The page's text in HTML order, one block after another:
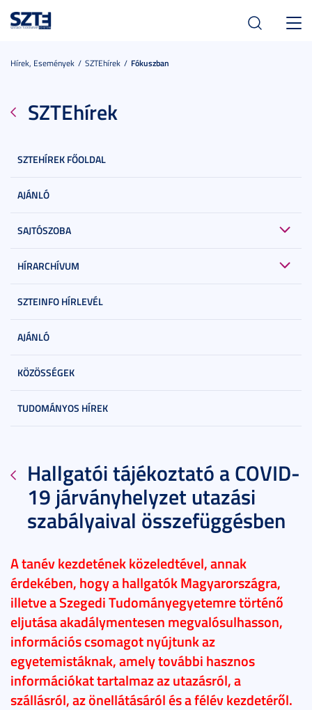
Hírek, Események SZTEhírek Fókuszban
SZTEhírek
SZTEHÍREK FŐOLDAL
AJÁNLÓ
SAJTÓSZOBA
HÍRARCHÍVUM
SZTEINFO HÍRLEVÉL
AJÁNLÓ
KÖZÖSSÉGEK
TUDOMÁNYOS HÍREK
Hallgatói tájékoztató a COVID-
19 járványhelyzet utazási
szabályaival összefüggésben
A tanév kezdetének közeledtével, annak
érdekében, hogy a hallgatók Magyarországra,
illetve a Szegedi Tudományegyetemre történő
eljutása akadálymentesen megvalósulhasson,
információs csomagot nyújtunk az
egyetemistáknak, amely további hasznos
információkat tartalmaz az utazásról, a
szállásról, az önellátásáról és a félév kezdetéről.